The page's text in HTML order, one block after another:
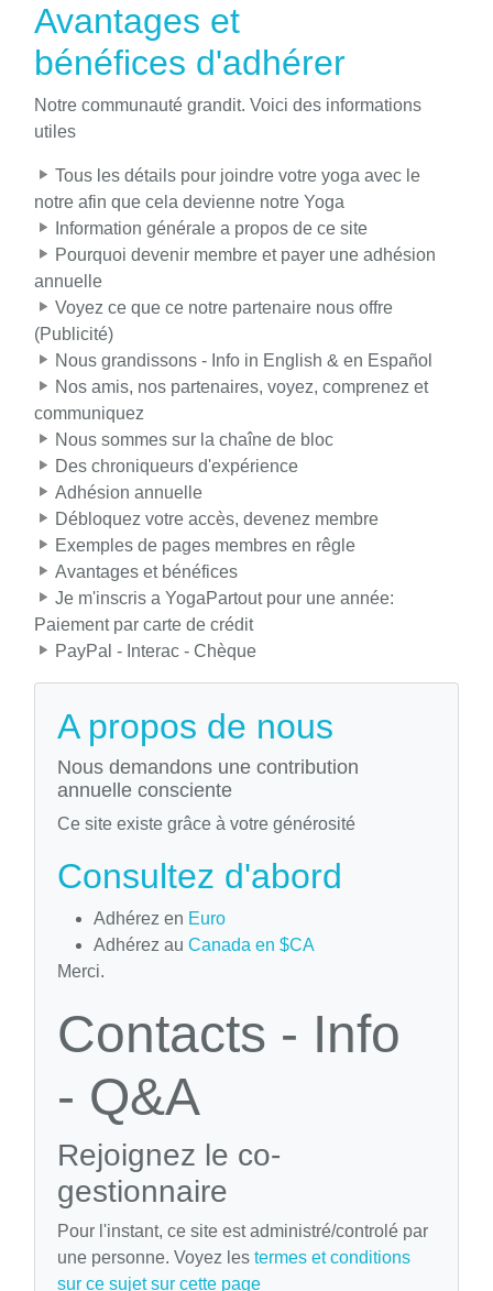
Avantages et
bénéfices d'adhérer
Notre communauté grandit. Voici des informations
utiles
Tous les détails pour joindre votre yoga avec le
notre afin que cela devienne notre Yoga
Information générale a propos de ce site
Pourquoi devenir membre et payer une adhésion
annuelle
Voyez ce que ce notre partenaire nous offre
(Publicité)
Nous grandissons - Info in English & en Español
Nos amis, nos partenaires, voyez, comprenez et
communiquez
Nous sommes sur la chaîne de bloc
Des chroniqueurs d'expérience
Adhésion annuelle
Débloquez votre accès, devenez membre
Exemples de pages membres en rêgle
Avantages et bénéfices
Je m'inscris a YogaPartout pour une année:
Paiement par carte de crédit
PayPal - Interac - Chèque
A propos de nous
Nous demandons une contribution
annuelle consciente
Ce site existe grâce à votre générosité
Consultez d'abord
Adhérez en Euro
Adhérez au Canada en $CA
Merci.
Contacts - Info
- Q&A
Rejoignez le co-
gestionnaire
Pour l'instant, ce site est administré/controlé par
une personne. Voyez les termes et conditions
sur ce sujet sur cette page